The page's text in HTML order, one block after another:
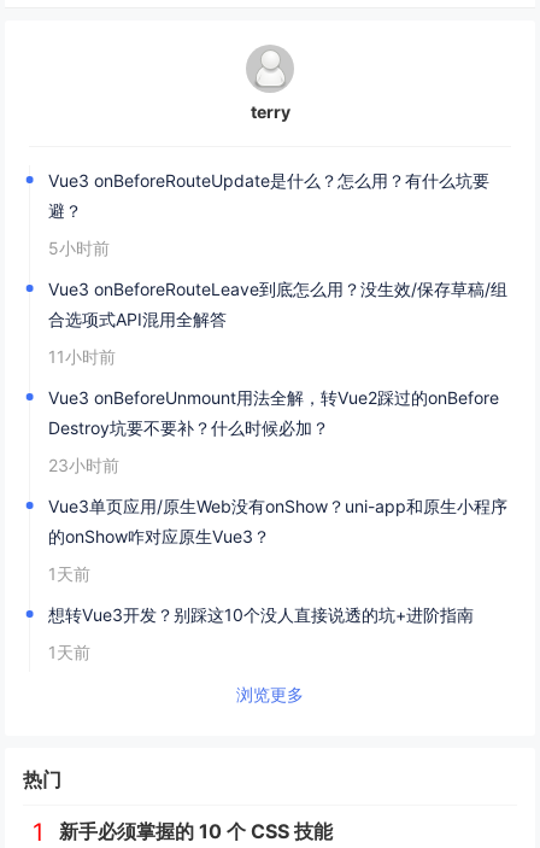
terry
Vue3 onBeforeRouteUpdate是什么？怎么用？有什么坑要
避？
5小时前
Vue3 onBeforeRouteLeave到底怎么用？没生效/保存草稿/组
合选项式API混用全解答
11小时前
Vue3 onBeforeUnmount用法全解，转Vue2踩过的onBefore
Destroy坑要不要补？什么时候必加？
23小时前
Vue3单页应用/原生Web没有onShow？uni-app和原生小程序
的onShow咋对应原生Vue3？
1天前
想转Vue3开发？别踩这10个没人直接说透的坑+进阶指南
1天前
浏览更多
热门
1 新手必须掌握的 10 个 CSS 技能